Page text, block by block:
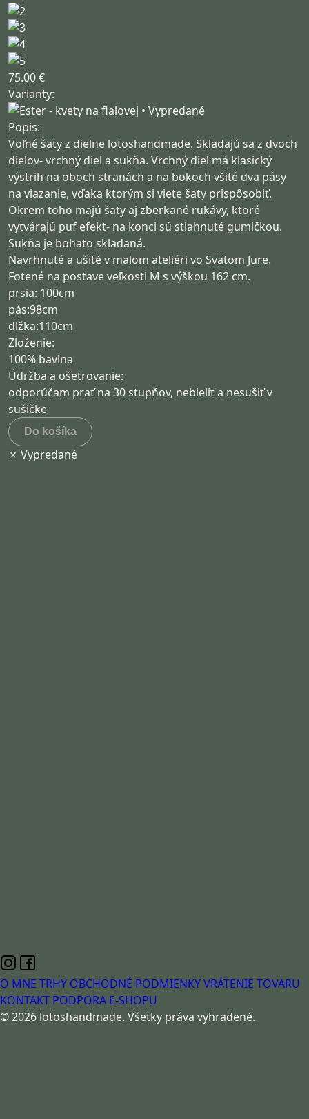
75.00 €
Varianty:
Popis:
Voľné šaty z dielne lotoshandmade. Skladajú sa z dvoch
dielov- vrchný diel a sukňa. Vrchný diel má klasický
výstrih na oboch stranách a na bokoch všité dva pásy
na viazanie, vďaka ktorým si viete šaty prispôsobiť.
Okrem toho majú šaty aj zberkané rukávy, ktoré
vytvárajú puf efekt- na konci sú stiahnuté gumičkou.
Sukňa je bohato skladaná.
Navrhnuté a ušité v malom ateliéri vo Svätom Jure.
Fotené na postave veľkosti M s výškou 162 cm.
prsia: 100cm
pás:98cm
dlžka:110cm
Zloženie:
100% bavlna
Údržba a ošetrovanie:
odporúčam prať na 30 stupňov, nebieliť a nesušiť v
sušičke
Do košíka
✗ Vypredané
O MNE TRHY OBCHODNÉ PODMIENKYVRÁTENIE TOVARU
KONTAKT PODPORA E-SHOPU
© 2026 lotoshandmade. Všetky práva vyhradené.